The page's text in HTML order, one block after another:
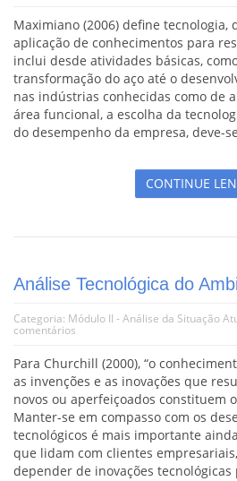
Maximiano (2006) define tecnologia,
aplicação de conhecimentos para
inclui desde atividades básicas,
transformação do aço até o
nas indústrias conhecidas como de
área funcional, a escolha da
do desempenho da empresa, deve-
CONTINUE
Análise Tecnológica do
Categoria: Módulo II - Análise da Situação
comentários
Para Churchill (2000), “o
as invenções e as inovações que
novos ou aperfeiçoados constituem
Manter-se em compasso com os
tecnológicos é mais importante
que lidam com clientes
depender de inovações